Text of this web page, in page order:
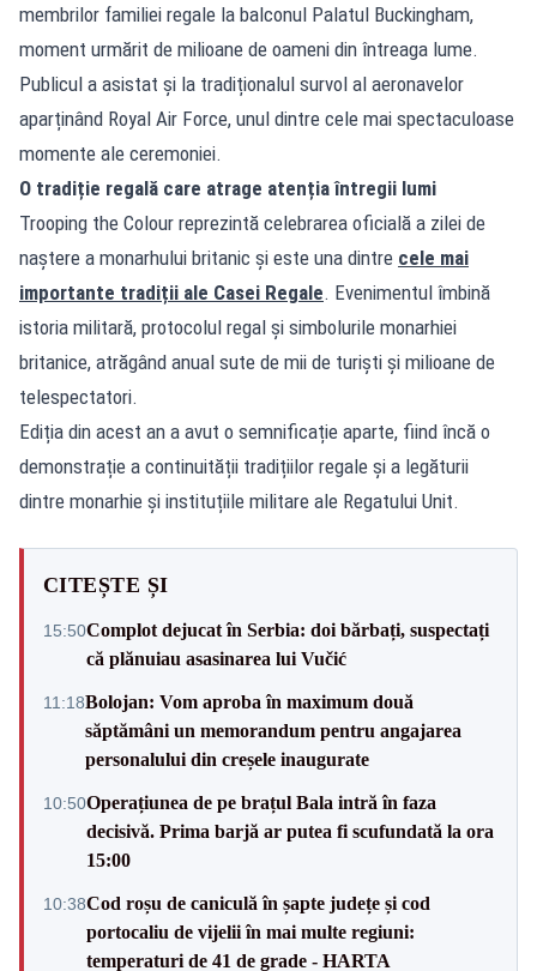
membrilor familiei regale la balconul Palatul Buckingham,
moment urmărit de milioane de oameni din întreaga lume.
Publicul a asistat și la tradiționalul survol al aeronavelor
aparținând Royal Air Force, unul dintre cele mai spectaculoase
momente ale ceremoniei.
O tradiție regală care atrage atenția întregii lumi
Trooping the Colour reprezintă celebrarea oficială a zilei de
naștere a monarhului britanic și este una dintre cele mai
importante tradiții ale Casei Regale. Evenimentul îmbină
istoria militară, protocolul regal și simbolurile monarhiei
britanice, atrăgând anual sute de mii de turiști și milioane de
telespectatori.
Ediția din acest an a avut o semnificație aparte, fiind încă o
demonstrație a continuității tradițiilor regale și a legăturii
dintre monarhie și instituțiile militare ale Regatului Unit.
CITEȘTE ȘI
15:50Complot dejucat în Serbia: doi bărbați, suspectați
că plănuiau asasinarea lui Vučić
11:18Bolojan: Vom aproba în maximum două
săptămâni un memorandum pentru angajarea
personalului din creșele inaugurate
10:50Operațiunea de pe brațul Bala intră în faza
decisivă. Prima barjă ar putea fi scufundată la ora
15:00
10:38Cod roșu de caniculă în șapte județe și cod
portocaliu de vijelii în mai multe regiuni:
temperaturi de 41 de grade - HARTA